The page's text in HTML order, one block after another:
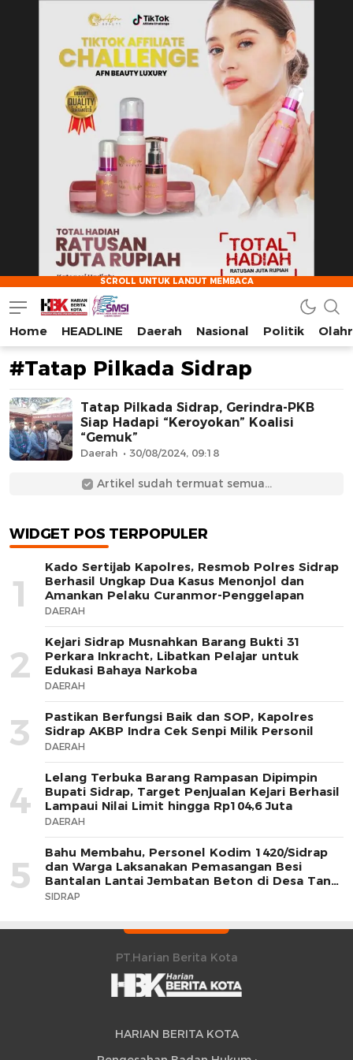
HarianBeritaKota
Mengabarkan Setiap Detil, Sudut, dan Cerita Kota
Home HEADLINE Daerah Nasional Politik
#Tatap Pilkada Sidrap
Tatap Pilkada Sidrap, Gerindra-PKB
Siap Hadapi “Keroyokan” Koalisi
“Gemuk”
Daerah 30/08/2024, 09:18
Artikel sudah termuat semua...
WIDGET POS TERPOPULER
1
Kado Sertijab Kapolres, Resmob Polres Sidrap
Berhasil Ungkap Dua Kasus Menonjol dan
Amankan Pelaku Curanmor-Penggelapan
DAERAH
2
Kejari Sidrap Musnahkan Barang Bukti 31
Perkara Inkracht, Libatkan Pelajar untuk
Edukasi Bahaya Narkoba
DAERAH
3
Pastikan Berfungsi Baik dan SOP, Kapolres
Sidrap AKBP Indra Cek Senpi Milik Personil
DAERAH
4
Lelang Terbuka Barang Rampasan Dipimpin
Bupati Sidrap, Target Penjualan Kejari Berhasil
Lampaui Nilai Limit hingga Rp104,6 Juta
DAERAH
5
Bahu Membahu, Personel Kodim 1420/Sidrap
dan Warga Laksanakan Pemasangan Besi
Bantalan Lantai Jembatan Beton di Desa Tana
Toro
SIDRAP
PT.Harian Berita Kota
HARIAN BERITA KOTA